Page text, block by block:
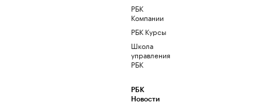
РБК
Компании
РБК Курсы
Школа
управления
РБК
РБК
Новости